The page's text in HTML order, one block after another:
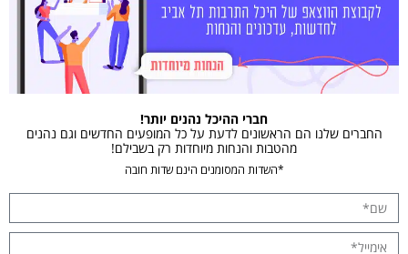
חברי ההיכל נהנים יותר!
החברים שלנו הם הראשונים לדעת על כל המופעים החדשים וגם נהנים
מהטבות והנחות מיוחדות רק בשבילם!
*השדות המסומנים הינם שדות חובה